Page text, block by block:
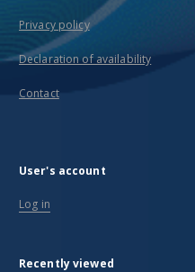
Privacy policy
Declaration of availability
Contact
User's account
Log in
Recently viewed